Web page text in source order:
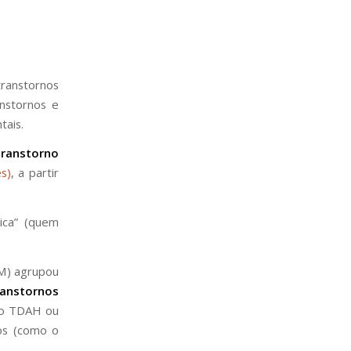
e
, a partir
(quem
agrupou
TDAH ou
(como o